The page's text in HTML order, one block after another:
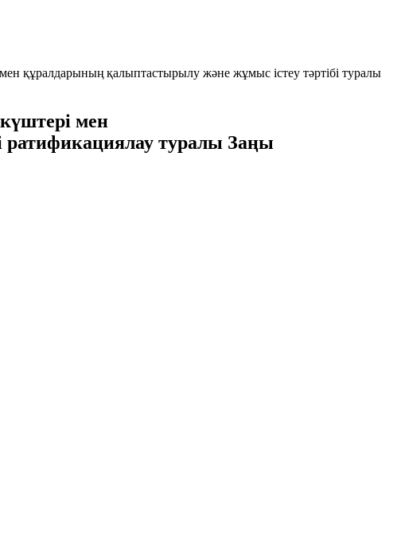
құралдарының қалыптастырылу және жұмыс істеу тәртібі туралы
мен
ратификациялау туралы Заңы